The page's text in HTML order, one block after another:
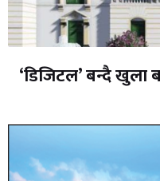
‘डिजिटल’ बन्दै खुला